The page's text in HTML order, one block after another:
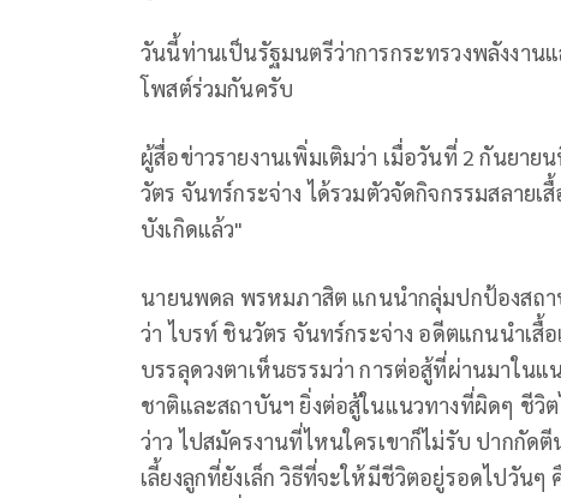
วันนี้ท่านเป็นรัฐมนตรีว่าการกระทรวงพลังงา
โพสต์ร่วมกันครับ
ผู้สื่อข่าวรายงานเพิ่มเติมว่า เมื่อวันที่ 2 กันยา
วัตร จันทร์กระจ่าง ได้รวมตัวจัดกิจกรรมสลาย
บังเกิดแล้ว"
นายนพดล พรหมภาสิต แกนนำกลุ่มปกป้องสถา
ว่า ไบรท์ ชินวัตร จันทร์กระจ่าง อดีตแกนนำเ
บรรลุดวงตาเห็นธรรมว่า การต่อสู้ที่ผ่านมาใน
ชาติและสถาบันฯ ยิ่งต่อสู้ในแนวทางที่ผิดๆ ชีวิ
ว่าว ไปสมัครงานที่ไหนใครเขาก็ไม่รับ ปากกัด
เลี้ยงลูกที่ยังเล็ก วิธีที่จะให้มีชีวิตอยู่รอดไปวั